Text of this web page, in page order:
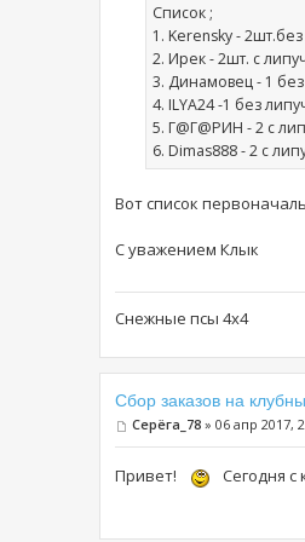
Список ;
1. Kerensky -
2. Ирек - 2шт. с
3. Динамовец - 1
4. ILYA24 -1 без
5. Г@Г@РИН - 2 с
6. Dimas888 - 2 c
Вот список
С уважением Клык
Снежные псы 4х4
Сбор заказов на
Серёга_78 » 06 апр 2017,
Привет! Сегодня с